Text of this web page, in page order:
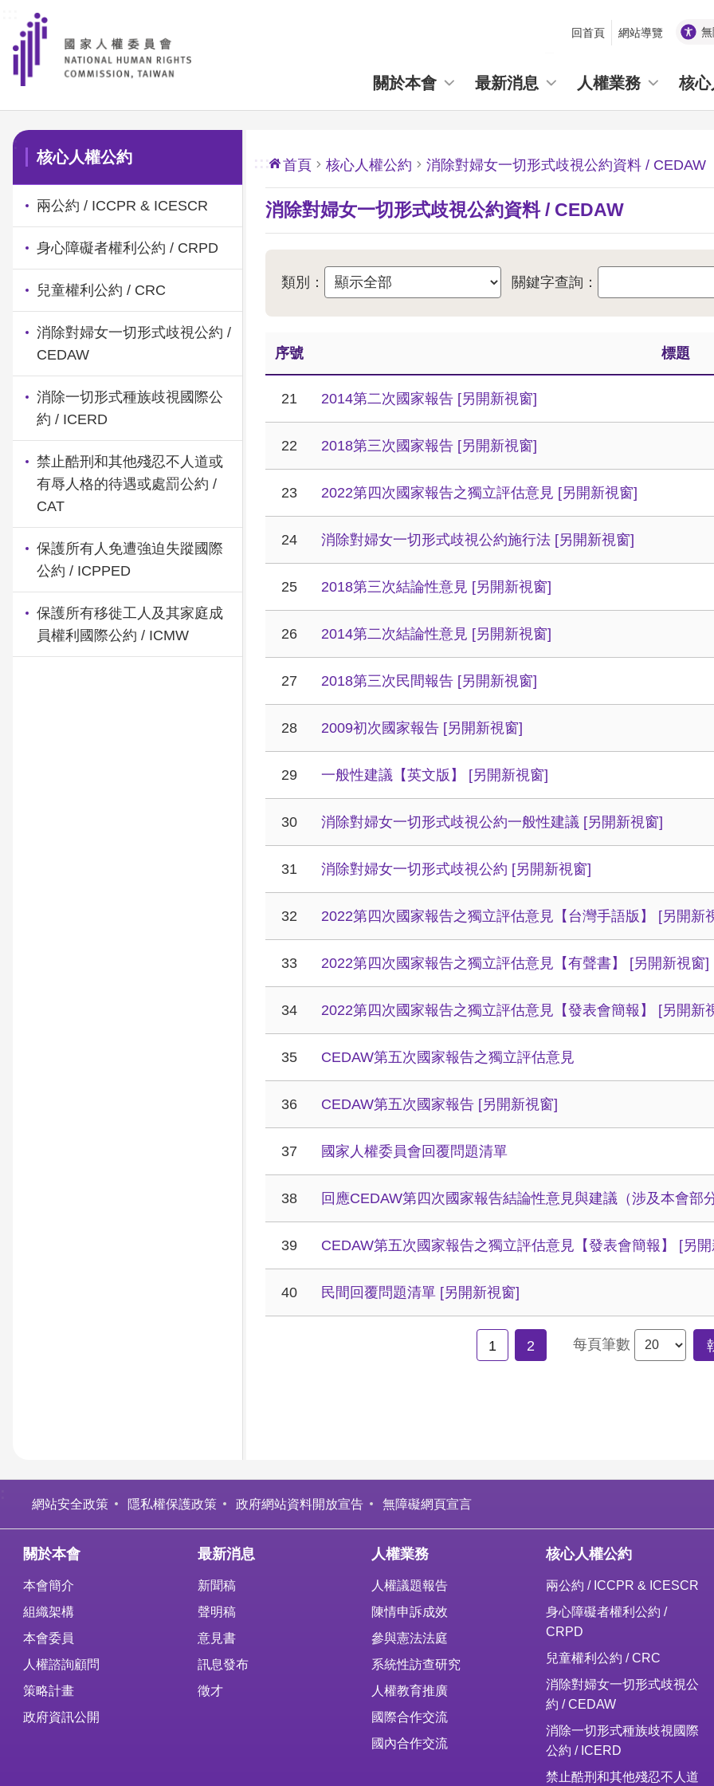
前往主要內容區塊
回首頁 網站導覽
關於本會 最新消息 人權業務 核
:::
核心人權公約
兩公約 / ICCPR & ICESCR
身心障礙者權利公約 / CRPD
兒童權利公約 / CRC
消除對婦女一切形式歧視公約 /
CEDAW
消除一切形式種族歧視國際公
約 / ICERD
禁止酷刑和其他殘忍不人道或
有辱人格的待遇或處罰公約 /
CAT
保護所有人免遭強迫失蹤國際
公約 / ICPPED
保護所有移徙工人及其家庭成
員權利國際公約 / ICMW
::: 首頁 核心人權公約 消除對婦女一切形式歧視公約資料 / CEDAW
消除對婦女一切形式歧視公約資料 / CEDAW
類別： 關鍵字查詢：
序號 標題
21 2014第二次國家報告 [另開新視窗]
22 2018第三次國家報告 [另開新視窗]
23 2022第四次國家報告之獨立評估意見 [另開新視窗]
24 消除對婦女一切形式歧視公約施行法 [另開新視窗]
25 2018第三次結論性意見 [另開新視窗]
26 2014第二次結論性意見 [另開新視窗]
27 2018第三次民間報告 [另開新視窗]
28 2009初次國家報告 [另開新視窗]
29 一般性建議【英文版】 [另開新視窗]
30 消除對婦女一切形式歧視公約一般性建議 [另開新視窗]
31 消除對婦女一切形式歧視公約 [另開新視窗]
32 2022第四次國家報告之獨立評估意見【台灣手語版】 [另開新
33 2022第四次國家報告之獨立評估意見【有聲書】 [另開新視窗]
34 2022第四次國家報告之獨立評估意見【發表會簡報】 [另開新
35 CEDAW第五次國家報告之獨立評估意見
36 CEDAW第五次國家報告 [另開新視窗]
37 國家人權委員會回覆問題清單
38 回應CEDAW第四次國家報告結論性意見與建議（涉及本會部分
39 CEDAW第五次國家報告之獨立評估意見【發表會簡報】 [另
40 民間回覆問題清單 [另開新視窗]
1 2 每頁筆數
網站安全政策 隱私權保護政策 政府網站資料開放宣告 無障礙網頁宣言
關於本會
本會簡介
組織架構
本會委員
人權諮詢顧問
策略計畫
政府資訊公開
最新消息
新聞稿
聲明稿
意見書
訊息發布
徵才
人權業務
人權議題報告
陳情申訴成效
參與憲法法庭
系統性訪查研究
人權教育推廣
國際合作交流
國內合作交流
核心人權公約
兩公約 / ICCPR & ICESCR
身心障礙者權利公約 /
CRPD
兒童權利公約 / CRC
消除對婦女一切形式歧視公
約 / CEDAW
消除一切形式種族歧視國際
公約 / ICERD
禁止酷刑和其他殘忍不人道